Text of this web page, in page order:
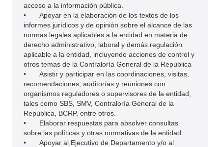
acceso a la información pública.
•
Apoyar en la elaboración de los textos de los
informes jurídicos y de opinión sobre el alcance de las
normas legales aplicables a la entidad en materia de
derecho administrativo, laboral y demás regulación
aplicable a la entidad, incluyendo acciones de control y
otros temas de la Contraloría General de la República
•
Asistir y participar en las coordinaciones, visitas,
recomendaciones, auditorías y reuniones con
organismos reguladores o supervisores de la entidad,
tales como SBS, SMV, Contraloría General de la
República, BCRP, entre otros.
•
Elaborar respuestas para absolver consultas
sobre las políticas y otras normativas de la entidad.
•
Apoyar al Ejecutivo de Departamento y/o al